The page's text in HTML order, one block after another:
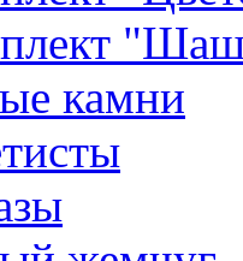
камни